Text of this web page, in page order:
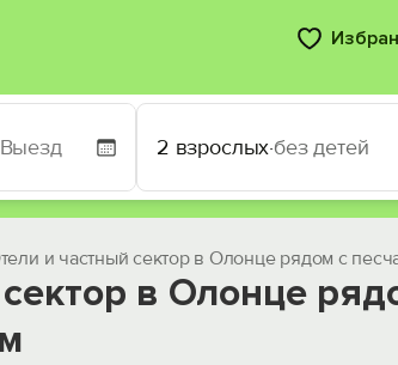
2 взрослых·без детей
и частный сектор в Олонце рядом c
в Олонце